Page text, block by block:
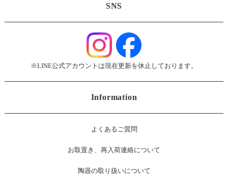
SNS
※LINE公式アカウントは現在更新を休止しております。
Information
よくあるご質問
お取置き、再入荷連絡について
陶器の取り扱いについて